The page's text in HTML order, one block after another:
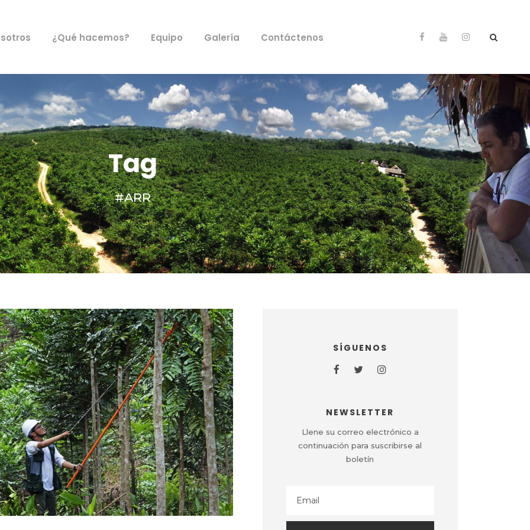
¿Qué hacemos? Equipo Galería Contáctenos
Tag
#ARR
SÍGUENOS
NEWSLETTER
Llene su correo electrónico a
continuación para suscribirse al
boletín